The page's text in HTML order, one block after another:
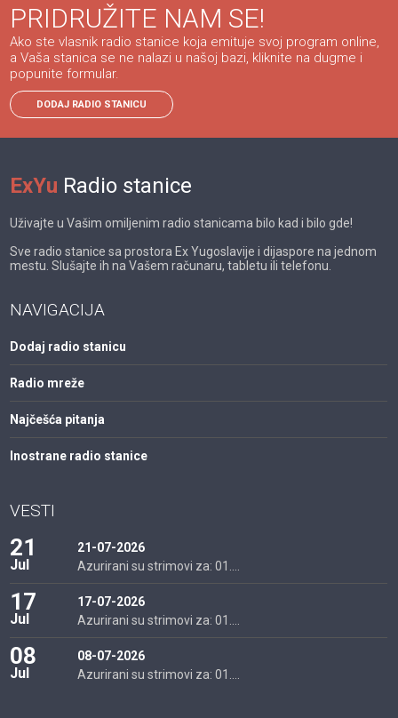
PRIDRUŽITE NAM SE!
Ako ste vlasnik radio stanice koja emituje svoj program online,
a Vaša stanica se ne nalazi u našoj bazi, kliknite na dugme i
popunite formular.
DODAJ RADIO STANICU
ExYu Radio stanice
Uživajte u Vašim omiljenim radio stanicama bilo kad i bilo gde!
Sve radio stanice sa prostora Ex Yugoslavije i dijaspore na jednom
mestu. Slušajte ih na Vašem računaru, tabletu ili telefonu.
NAVIGACIJA
Dodaj radio stanicu
Radio mreže
Najčešća pitanja
Inostrane radio stanice
VESTI
21
Jul
21-07-2026
Azurirani su strimovi za: 01....
17
Jul
17-07-2026
Azurirani su strimovi za: 01....
08
Jul
08-07-2026
Azurirani su strimovi za: 01....